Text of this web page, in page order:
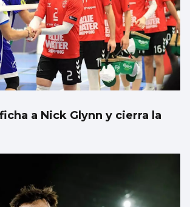
y pescado favorece la
vida
a Nick Glynn y cierra la